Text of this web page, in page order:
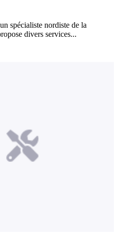
spécialiste nordiste de la
divers services...